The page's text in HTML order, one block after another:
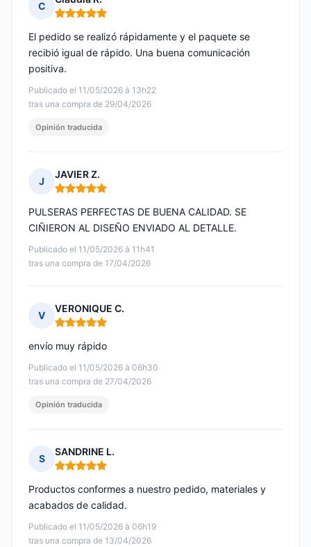
C
Nota: 5 de 5
Publicado el 11/05/2026 à 13h22
tras una compra de 29/04/2026
El pedido se realizó rápidamente y el paquete se
recibió igual de rápido. Una buena comunicación
positiva.
Opinión traducida
J
JAVIER Z.
Nota: 5 de 5
Publicado el 11/05/2026 à 11h41
tras una compra de 17/04/2026
PULSERAS PERFECTAS DE BUENA CALIDAD. SE
CIÑIERON AL DISEÑO ENVIADO AL DETALLE.
V
VERONIQUE C.
Nota: 5 de 5
Publicado el 11/05/2026 à 06h30
tras una compra de 27/04/2026
envío muy rápido
Opinión traducida
S
SANDRINE L.
Nota: 5 de 5
Publicado el 11/05/2026 à 06h19
tras una compra de 13/04/2026
Productos conformes a nuestro pedido, materiales y
acabados de calidad.